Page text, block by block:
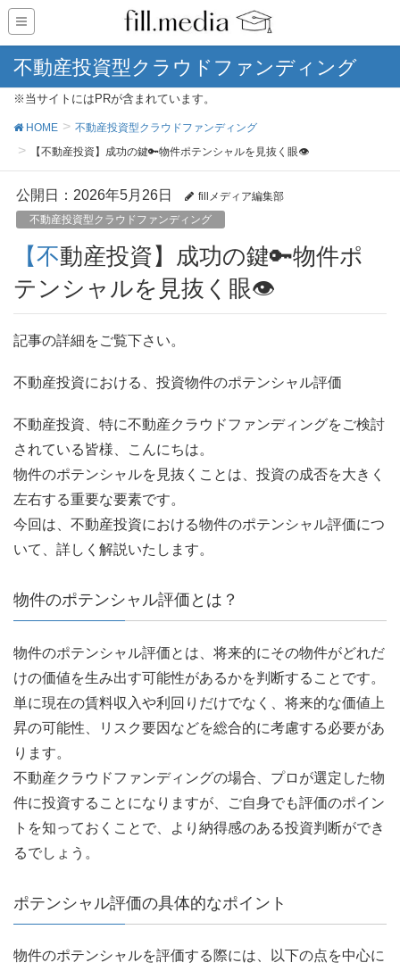
不動産投資型クラウドファンディング
※当サイトにはPRが含まれています。
HOME
不動産投資型クラウドファンディング
【不動産投資】成功の鍵🔑物件ポテンシャルを見抜く眼👁️
公開日： 2026年5月26日
fillメディア編集部
不動産投資型クラウドファンディング
【不動産投資】成功の鍵🔑物件ポ
テンシャルを見抜く眼👁️
記事の詳細をご覧下さい。
不動産投資における、投資物件のポテンシャル評価
不動産投資、特に不動産クラウドファンディングをご検討
されている皆様、こんにちは。
物件のポテンシャルを見抜くことは、投資の成否を大きく
左右する重要な要素です。
今回は、不動産投資における物件のポテンシャル評価につ
いて、詳しく解説いたします。
物件のポテンシャル評価とは？
物件のポテンシャル評価とは、将来的にその物件がどれだ
けの価値を生み出す可能性があるかを判断することです。
単に現在の賃料収入や利回りだけでなく、将来的な価値上
昇の可能性、リスク要因などを総合的に考慮する必要があ
ります。
不動産クラウドファンディングの場合、プロが選定した物
件に投資することになりますが、ご自身でも評価のポイン
トを知っておくことで、より納得感のある投資判断ができ
るでしょう。
ポテンシャル評価の具体的なポイント
物件のポテンシャルを評価する際には、以下の点を中心に